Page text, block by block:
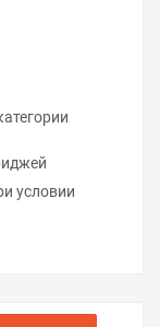
условии